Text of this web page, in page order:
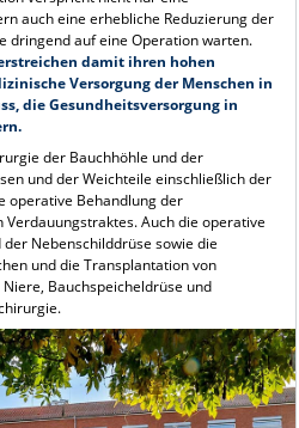
auch eine erhebliche Reduzierung der
dringend auf eine Operation warten.
damit ihren hohen
Versorgung der Menschen in
die Gesundheitsversorgung in
der Bauchhöhle und der
und der Weichteile einschließlich der
operative Behandlung der
Verdauungstraktes. Auch die operative
Nebenschilddrüse sowie die
und die Transplantation von
Bauchspeicheldrüse und